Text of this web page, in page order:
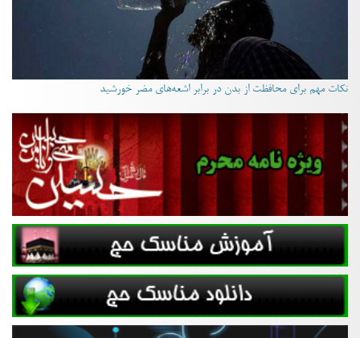
نکات مهم برای محافظت از بدن در برابر اشعه‌های مضر خورشید